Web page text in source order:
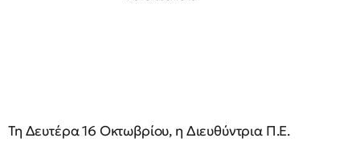
Τη Δευτέρα 16 Οκτωβρίου, η Διευθύντρια Π.Ε.